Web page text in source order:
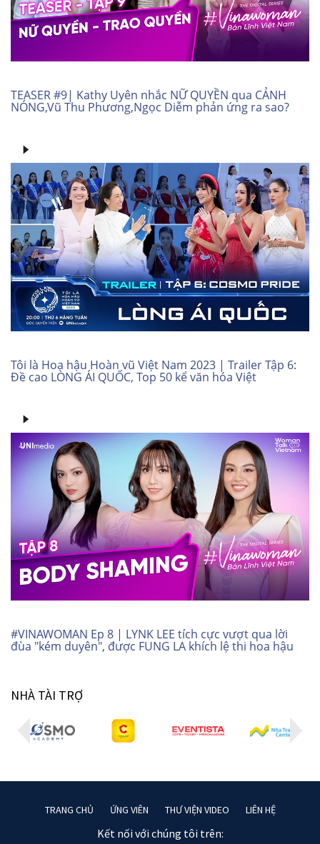
TEASER #9| Kathy Uyên nhắc NỮ QUYỀN qua CẢNH
NÓNG,Vũ Thu Phương,Ngọc Diễm phản ứng ra sao?
Tôi là Hoa hậu Hoàn vũ Việt Nam 2023 | Trailer Tập 6:
Đề cao LÒNG ÁI QUỐC, Top 50 kể văn hóa Việt
#VINAWOMAN Ep 8 | LYNK LEE tích cực vượt qua lời
đùa "kém duyên", được FUNG LA khích lệ thi hoa hậu
NHÀ TÀI TRỢ
TRANG CHỦ ỨNG VIÊN THƯ VIỆN VIDEO LIÊN HỆ
Kết nối với chúng tôi trên: